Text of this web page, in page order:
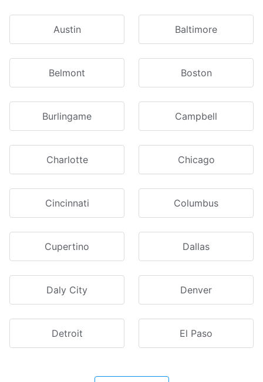
Austin Baltimore
Belmont Boston
Burlingame Campbell
Charlotte Chicago
Cincinnati Columbus
Cupertino Dallas
Daly City Denver
Detroit El Paso